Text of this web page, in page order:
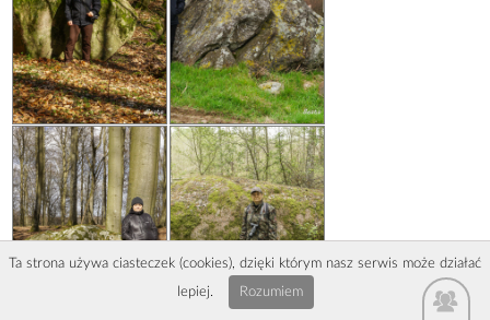
Ta strona używa ciasteczek (cookies), dzięki którym nasz serwis może działać
lepiej.
Rozumiem